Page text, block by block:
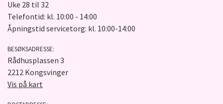
Uke 28 til 32
Telefontid: kl. 10:00 - 14:00
Åpningstid servicetorg: kl. 10:00-14:00
BESØKSADRESSE:
Rådhusplassen 3
2212 Kongsvinger
Vis på kart